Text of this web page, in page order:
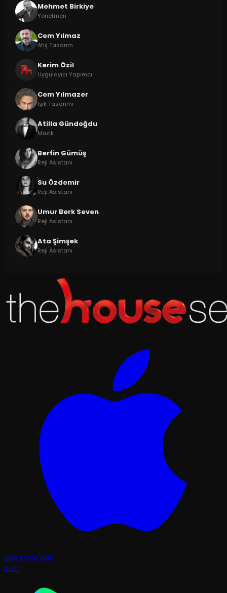
Mehmet Birkiye
Yönetmen
Cem Yılmaz
Afiş Tasarım
Kerim Özil
Uygulayıcı Yapımcı
Cem Yılmazer
Işık Tasarımı
Atilla Gündoğdu
Müzik
Berfin Gümüş
Reji Asistanı
Su Özdemir
Reji Asistanı
Umur Berk Seven
Reji Asistanı
Ata Şimşek
Reji Asistanı
App Store'dan
İndir